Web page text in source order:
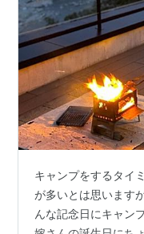
キャンプをするタイ
が多いとは思います
んな記念日にキャン